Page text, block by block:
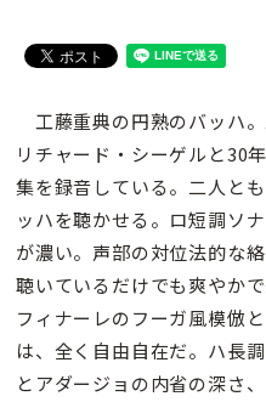
工藤重典の円熟のバッハ
リチャード・シーゲルと30
集を録音している。二人と
ッハを聴かせる。ロ短調ソ
が濃い。声部の対位法的な
聴いているだけでも爽やか
フィナーレのフーガ風模倣
は、全く自由自在だ。ハ長
とアダージョの内省の深さ